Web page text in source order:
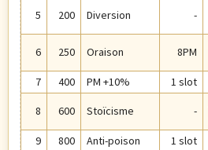
5 200 Diversion -
6 250 Oraison 8PM
7
400 PM +10% 1 slot
8 600 Stoïcisme -
9
800 Anti-poison 1 slot